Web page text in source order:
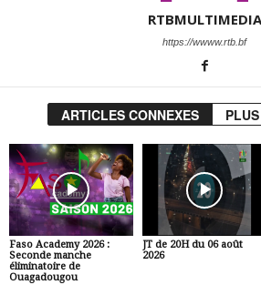
RTBMULTIMEDIA
https://wwww.rtb.bf
ARTICLES CONNEXES
Faso Academy 2026 :
Seconde manche
éliminatoire de
Ouagadougou
JT de 20H du 06 août
2026